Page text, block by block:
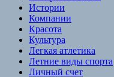
Истории
Компании
Красота
Культура
Легкая атлетика
Летние виды спорта
Личный счет